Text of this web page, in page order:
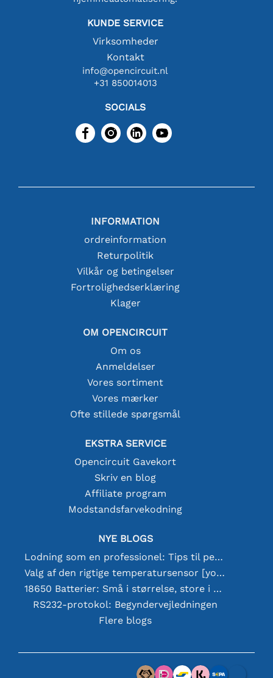
KUNDE SERVICE
Virksomheder
Kontakt
info@opencircuit.nl
+31 850014013
SOCIALS
INFORMATION
ordreinformation
Returpolitik
Vilkår og betingelser
Fortrolighedserklæring
Klager
OM OPENCIRCUIT
Om os
Anmeldelser
Vores sortiment
Vores mærker
Ofte stillede spørgsmål
EKSTRA SERVICE
Opencircuit Gavekort
Skriv en blog
Affiliate program
Modstandsfarvekodning
NYE BLOGS
Lodning som en professionel: Tips til perfekte elektroniske forbindelser
Valg af den rigtige temperatursensor [youtube]
18650 Batterier: Små i størrelse, store i ydeevne
RS232-protokol: Begyndervejledningen
Flere blogs